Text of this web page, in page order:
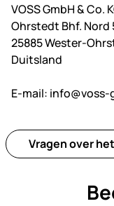
VOSS GmbH & Co.
Ohrstedt Bhf. Nord
25885 Wester-
Duitsland
E-mail: info@voss-
Vragen over